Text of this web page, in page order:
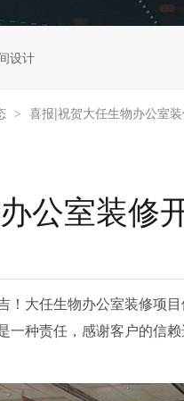
设计
> 喜报|祝贺大任生物办公室
公室装修
！大任生物办公室装修项
一种责任， 感谢客户的信